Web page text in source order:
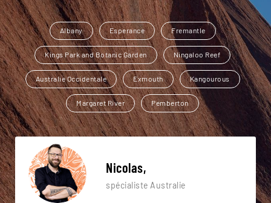
Albany Esperance Fremantle
Kings Park and Botanic Garden Ningaloo Reef
Australie Occidentale Exmouth Kangourous
Margaret River Pemberton
Nicolas,
spécialiste Australie